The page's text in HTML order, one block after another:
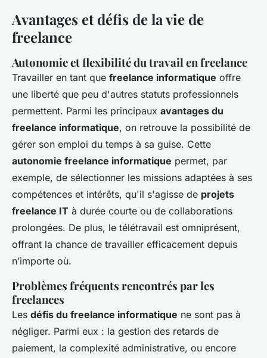
Avantages et défis de la vie de
freelance
Autonomie et flexibilité du travail en freelance
Travailler en tant que freelance informatique offre
une liberté que peu d'autres statuts professionnels
permettent. Parmi les principaux avantages du
freelance informatique, on retrouve la possibilité de
gérer son emploi du temps à sa guise. Cette
autonomie freelance informatique permet, par
exemple, de sélectionner les missions adaptées à ses
compétences et intérêts, qu'il s'agisse de projets
freelance IT à durée courte ou de collaborations
prolongées. De plus, le télétravail est omniprésent,
offrant la chance de travailler efficacement depuis
n’importe où.
Problèmes fréquents rencontrés par les
freelances
Les défis du freelance informatique ne sont pas à
négliger. Parmi eux : la gestion des retards de
paiement, la complexité administrative, ou encore